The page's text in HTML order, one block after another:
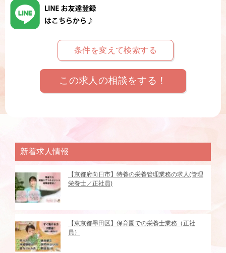
条件を変えて検索する
この求人の相談をする！
新着求人情報
【京都府向日市】特養の栄養管理業務の求人(管理
栄養士／正社員)
【東京都墨田区】保育園での栄養士業務（正社
員）